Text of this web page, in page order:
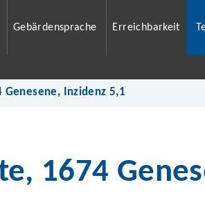
Gebärdensprache Erreichbarkeit
Inzidenz 5,1
1674